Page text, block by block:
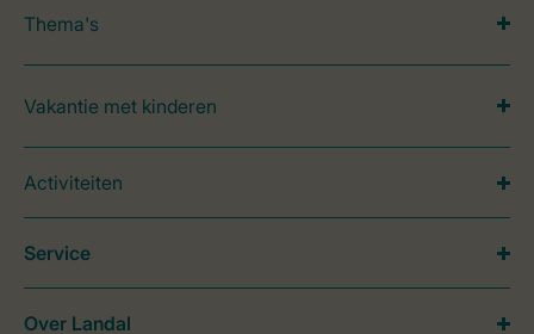
Thema's
Vakantie met kinderen
Activiteiten
Service
Over Landal